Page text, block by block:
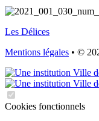
Les Délices
Mentions légales • ©
Cookies fonctionnels